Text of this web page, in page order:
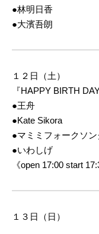
●林明日香
●大濱吾朗
１２日（土）
『HAPPY BIRTH
●王舟
●Kate Sikora
●マミミフォークソン
●いわしげ
《open 17:00 start
１３日（日）